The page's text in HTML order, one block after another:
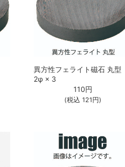
異方性フェライト磁石 丸型
2φ × 3
110円
(税込 121 円)